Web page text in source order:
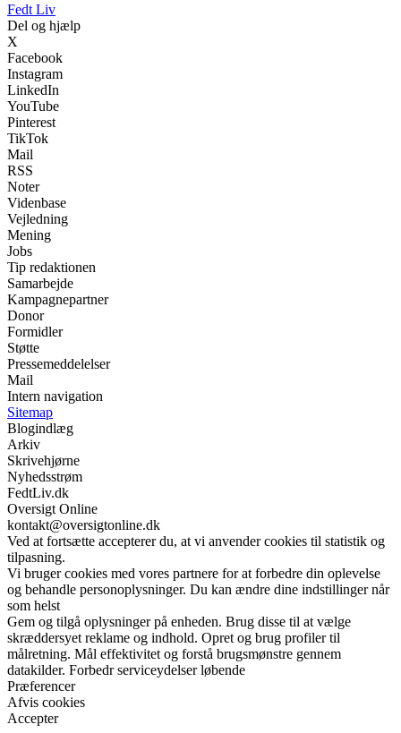
Fedt Liv
Del og hjælp
X
Facebook
Instagram
LinkedIn
YouTube
Pinterest
TikTok
Mail
RSS
Noter
Videnbase
Vejledning
Mening
Jobs
Tip redaktionen
Samarbejde
Kampagnepartner
Donor
Formidler
Støtte
Pressemeddelelser
Mail
Intern navigation
Sitemap
Blogindlæg
Arkiv
Skrivehjørne
Nyhedsstrøm
FedtLiv.dk
Oversigt Online
kontakt@oversigtonline.dk
Ved at fortsætte accepterer du, at vi anvender cookies til statistik og
tilpasning.
Vi bruger cookies med vores partnere for at forbedre din oplevelse
og behandle personoplysninger. Du kan ændre dine indstillinger når
som helst
Gem og tilgå oplysninger på enheden. Brug disse til at vælge
skræddersyet reklame og indhold. Opret og brug profiler til
målretning. Mål effektivitet og forstå brugsmønstre gennem
datakilder. Forbedr serviceydelser løbende
Præferencer
Afvis cookies
Accepter